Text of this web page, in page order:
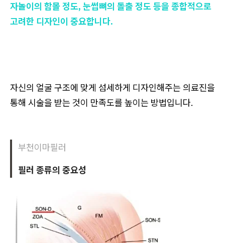
자놀이의 함몰 정도, 눈썹뼈의 돌출 정도 등을 종합적으로
고려한 디자인이 중요합니다.
자신의 얼굴 구조에 맞게 섬세하게 디자인해주는 의료진을
통해 시술을 받는 것이 만족도를 높이는 방법입니다.
부천이마필러
필러 종류의 중요성